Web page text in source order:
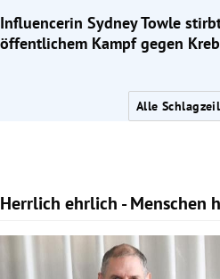
Influencerin Sydney Towle
öffentlichem Kampf gegen
Alle
Herrlich ehrlich - Menschen
Slide 1 von 10